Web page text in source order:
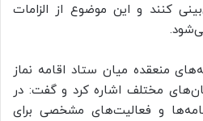
کنند و این موضوع از الزامات
منعقده میان ستاد اقامه نماز
مختلف اشاره کرد و گفت: در
و فعالیت‌های مشخصی برای